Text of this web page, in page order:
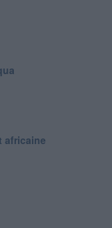
africaine